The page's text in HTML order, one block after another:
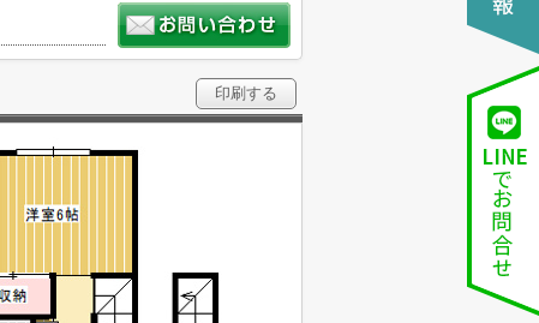
印刷する